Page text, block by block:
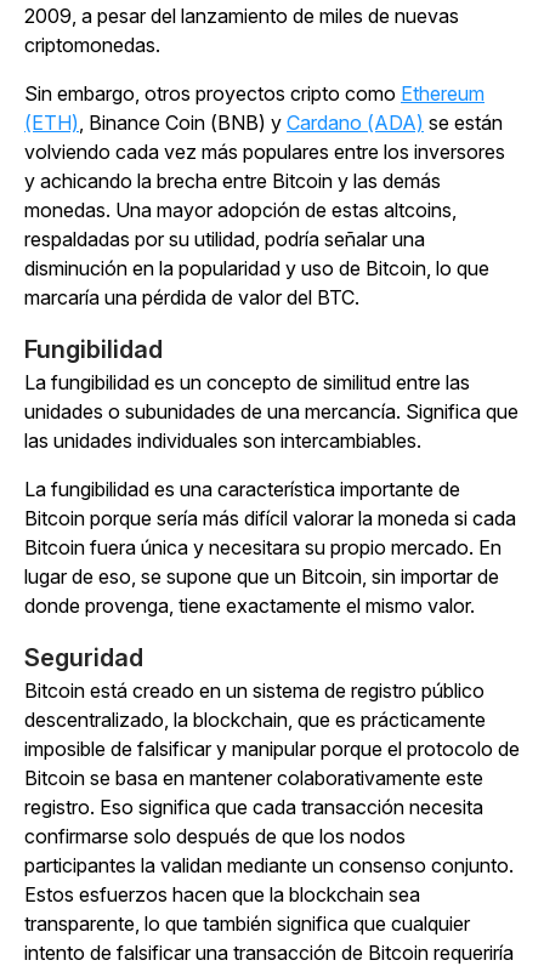
2009, a pesar del lanzamiento de miles de nuevas
criptomonedas.
Sin embargo, otros proyectos cripto como Ethereum
(ETH), Binance Coin (BNB) y Cardano (ADA) se están
volviendo cada vez más populares entre los inversores
y achicando la brecha entre Bitcoin y las demás
monedas. Una mayor adopción de estas altcoins,
respaldadas por su utilidad, podría señalar una
disminución en la popularidad y uso de Bitcoin, lo que
marcaría una pérdida de valor del BTC.
Fungibilidad
La fungibilidad es un concepto de similitud entre las
unidades o subunidades de una mercancía. Significa que
las unidades individuales son intercambiables.
La fungibilidad es una característica importante de
Bitcoin porque sería más difícil valorar la moneda si cada
Bitcoin fuera única y necesitara su propio mercado. En
lugar de eso, se supone que un Bitcoin, sin importar de
donde provenga, tiene exactamente el mismo valor.
Seguridad
Bitcoin está creado en un sistema de registro público
descentralizado, la blockchain, que es prácticamente
imposible de falsificar y manipular porque el protocolo de
Bitcoin se basa en mantener colaborativamente este
registro. Eso significa que cada transacción necesita
confirmarse solo después de que los nodos
participantes la validan mediante un consenso conjunto.
Estos esfuerzos hacen que la blockchain sea
transparente, lo que también significa que cualquier
intento de falsificar una transacción de Bitcoin requeriría